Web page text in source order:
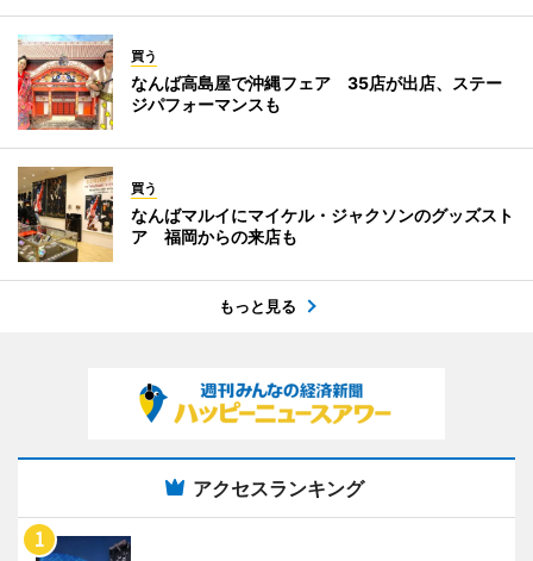
買う
なんば高島屋で沖縄フェア 35店が出店、ステー
ジパフォーマンスも
買う
なんばマルイにマイケル・ジャクソンのグッズスト
ア 福岡からの来店も
もっと見る
アクセスランキング